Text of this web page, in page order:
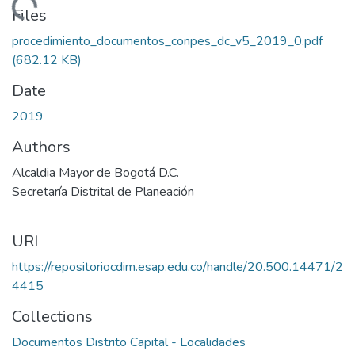
Loading...
Files
procedimiento_documentos_conpes_dc_v5_2019_0.pdf
(682.12 KB)
Date
2019
Authors
Alcaldia Mayor de Bogotá D.C.
Secretaría Distrital de Planeación
URI
https://repositoriocdim.esap.edu.co/handle/20.500.14471/2
4415
Collections
Documentos Distrito Capital - Localidades